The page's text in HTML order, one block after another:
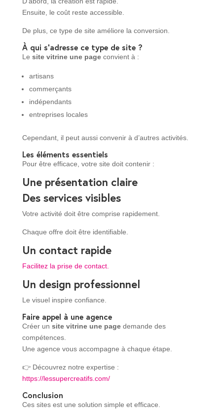
Ensuite, le coût reste accessible.
De plus, ce type de site améliore la conversion.
À qui s’adresse ce type de site ?
Le site vitrine une pageconvient à :
artisans
commerçants
indépendants
entreprises locales
Cependant, il peut aussi convenir à d’autres activités.
Les éléments essentiels
Pour être efficace, votre site doit contenir :
Une présentation claire
Des services visibles
Votre activité doit être comprise rapidement.
Chaque offre doit être identifiable.
Un contact rapide
Facilitez la prise de contact.
Un design professionnel
Le visuel inspire confiance.
Faire appel à une agence
Créer un site vitrine une pagedemande des
compétences.
Une agence vous accompagne à chaque étape.
👉 Découvrez notre expertise :
https://lessupercreatifs.com/
Conclusion
Ces sites est une solution simple et efficace.